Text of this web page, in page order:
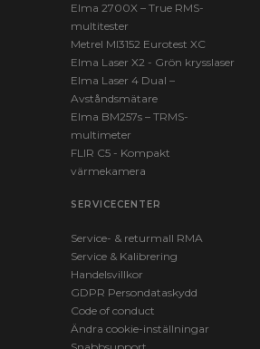
Elma 2700X – True RMS-
multitester
Metrel MI3152 Eurotest XC
Elma Laser X2 - Grön krysslaser
Elma Laser 4 Dual –
Avståndsmätare
Elma BM257s – TRMS-
multimeter
FLIR C5 - Kompakt
värmekamera
SERVICECENTER
Service- & returmall RMA
Service & Kalibrering
Handelsvillkor
GDPR Persondataskydd
Code of conduct
Ändra cookie-inställningar